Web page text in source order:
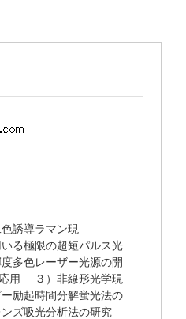
誘導ラマン現
る極限の超短パルス光
多色レーザー光源の開
用 ３）非線形光学現
励起時間分解蛍光法の
ズ吸光分析法の研究